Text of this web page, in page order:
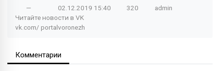
— 02.12.2019 15:40 320
admin
Читайте новости в VK
vk.com/ portalvoronezh
Комментарии